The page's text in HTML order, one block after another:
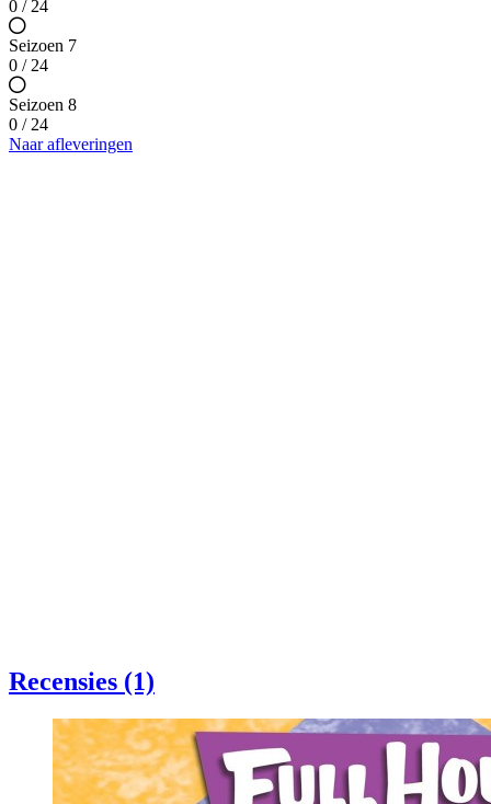
0 / 24
Seizoen 7
0 / 24
Seizoen 8
0 / 24
Naar afleveringen
Recensies (1)